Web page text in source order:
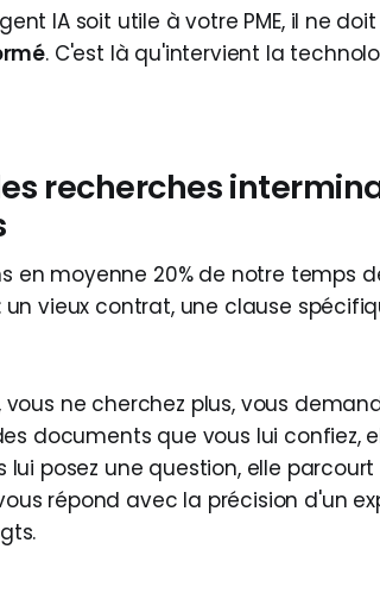
IA soit utile à votre PME, il ne
. C'est là qu'intervient la
les recherches
en moyenne 20% de notre temps
vieux contrat, une clause
vous ne cherchez plus, vous
documents que vous lui confiez,
lui posez une question, elle
répond avec la précision d'un